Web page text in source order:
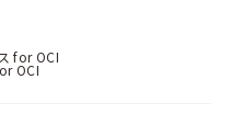
for OCI
OCI